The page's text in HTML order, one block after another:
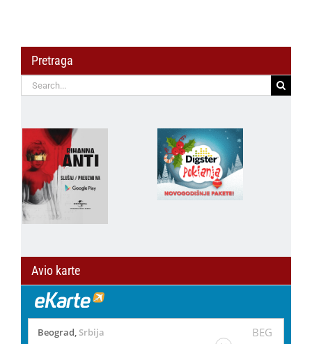
Pretraga
Search
for:
Avio karte
Beograd, Srbija BEG